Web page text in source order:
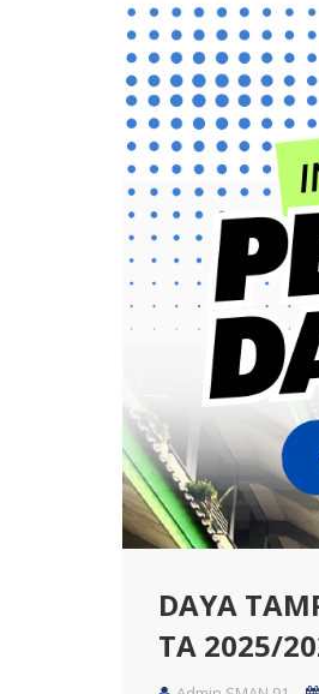
DAYA
TA 2025/